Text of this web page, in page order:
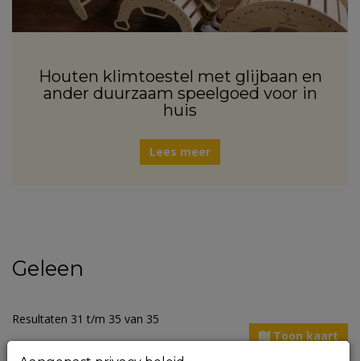
Houten klimtoestel met glijbaan en
ander duurzaam speelgoed voor in
huis
Lees meer
Geleen
Resultaten 31 t/m 35 van 35
Toon kaart